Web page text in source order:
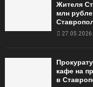
Жителя
млн
27.05.2026
кафе на
в